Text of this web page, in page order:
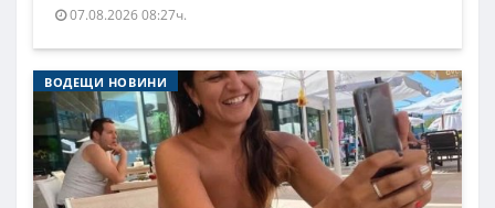
07.08.2026 08:27ч.
ВОДЕЩИ НОВИНИ